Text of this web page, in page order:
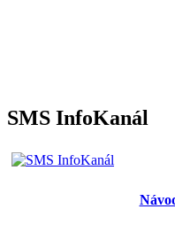
SMS InfoKanál